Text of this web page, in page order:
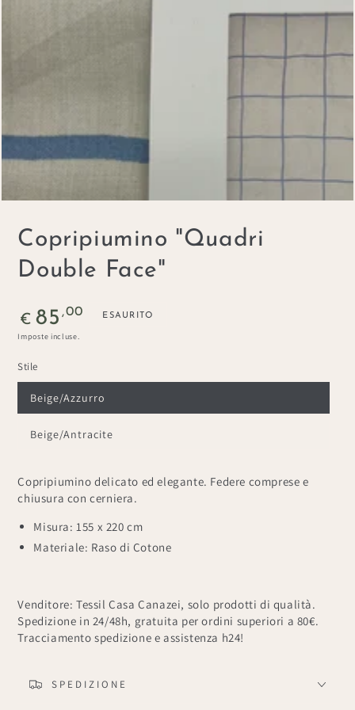
Copripiumino "Quadri
Double Face"
Prezzo
regolare
€ 85 ,00 ESAURITO
Imposte incluse.
Stile
Beige/Azzurro
Beige/Antracite
Copripiumino delicato ed elegante. Federe comprese e
chiusura con cerniera.
Misura: 155 x 220 cm
Materiale: Raso di Cotone
Venditore: Tessil Casa Canazei, solo prodotti di qualità.
Spedizione in 24/48h, gratuita per ordini superiori a 80€.
Tracciamento spedizione e assistenza h24!
SPEDIZIONE